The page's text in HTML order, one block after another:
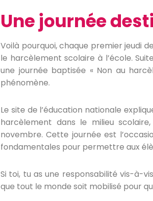
Une journée
Voilà pourquoi, chaque premier jeudi
le harcèlement scolaire à l’école.
une journée baptisée « Non au
phénomène.
Le site de l’éducation nationale
harcèlement dans le milieu
novembre. Cette journée est
fondamentales pour permettre aux
Si toi, tu as une responsabilité vis-à-
que tout le monde soit mobilisé pour